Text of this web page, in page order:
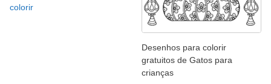
colorir
Desenhos para colorir
gratuitos de Gatos para
crianças